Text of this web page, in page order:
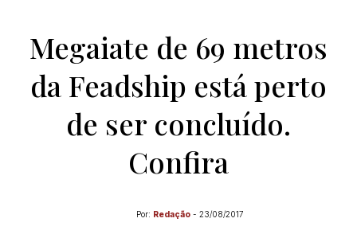
Megaiate de 69 metros
da Feadship está perto
de ser concluído.
Confira
Por: Redação - 23/08/2017